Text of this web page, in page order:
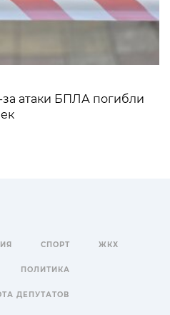
атаки БПЛА погибли
СПОРТ ЖКХ
ПОЛИТИКА
ДЕПУТАТОВ